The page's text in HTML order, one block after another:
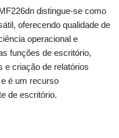
distingue-se como
oferecendo qualidade de
operacional e
funções de escritório,
e criação de relatórios
é um recurso
de escritório.